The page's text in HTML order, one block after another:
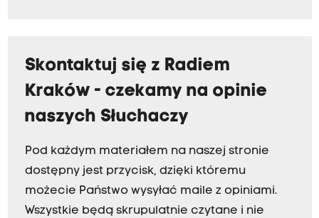
Skontaktuj się z Radiem
Kraków - czekamy na opinie
naszych Słuchaczy
Pod każdym materiałem na naszej stronie
dostępny jest przycisk, dzięki któremu
możecie Państwo wysyłać maile z opiniami.
Wszystkie będą skrupulatnie czytane i nie